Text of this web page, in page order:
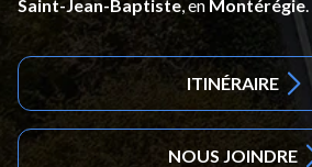
Saint-Jean-Baptiste , en Montérégie
ITINÉRAIRE
NOUS JOINDRE